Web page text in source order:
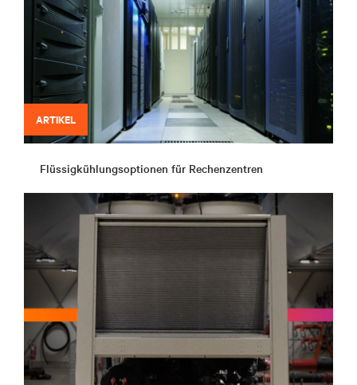
ARTIKEL
Flüssigkühlungsoptionen für Rechenzentren